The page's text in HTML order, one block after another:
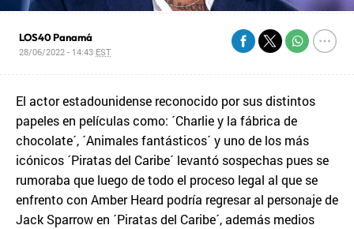
LOS40 Panamá
28/06/2022 - 14:43 EST
El actor estadounidense reconocido por sus distintos
papeles en películas como: ´Charlie y la fábrica de
chocolate´, ´Animales fantásticos´ y uno de los más
icónicos ´Piratas del Caribe´ levantó sospechas pues se
rumoraba que luego de todo el proceso legal al que se
enfrento con Amber Heard podría regresar al personaje de
Jack Sparrow en ´Piratas del Caribe´, además medios